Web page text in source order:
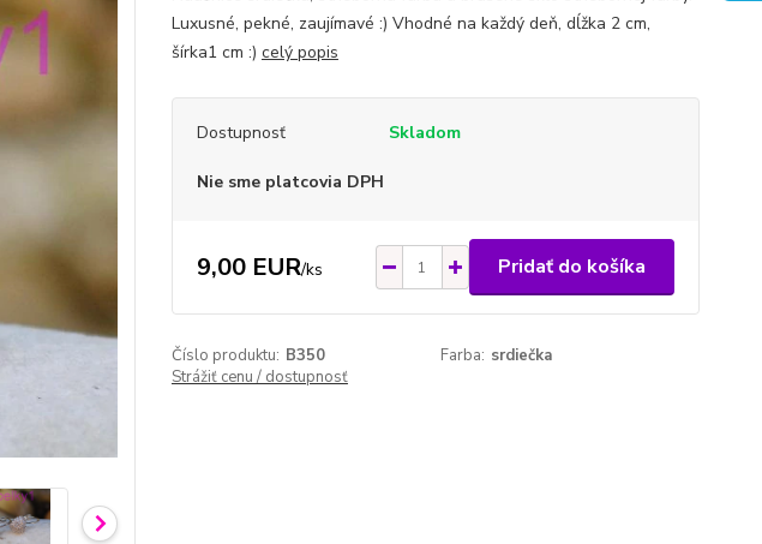
Luxusné, pekné, zaujímavé :) Vhodné na každý deň, dĺžka 2 cm,
šírka1 cm :) celý popis
Dostupnosť Skladom
Nie sme platcovia DPH
9,00 EUR/ks Pridať do košíka
Číslo produktu: B350 Farba: srdiečka
Strážiť cenu / dostupnosť